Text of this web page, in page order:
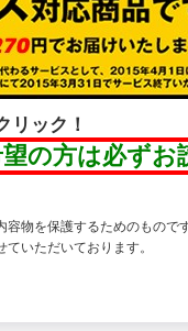
リック！
の方は必ずお
容物を保護するためのもの
いただいております。